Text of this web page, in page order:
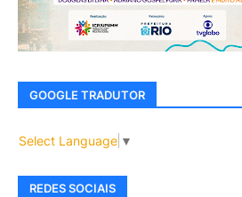
GOOGLE TRADUTOR
Select Language ▼
REDES SOCIAIS